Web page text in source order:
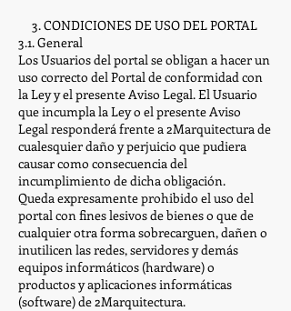
3. CONDICIONES DE USO DEL PORTAL
3.1. General
Los Usuarios del portal se obligan a hacer un
uso correcto del Portal de conformidad con
la Ley y el presente Aviso Legal. El Usuario
que incumpla la Ley o el presente Aviso
Legal responderá frente a 2Marquitectura de
cualesquier daño y perjuicio que pudiera
causar como consecuencia del
incumplimiento de dicha obligación.
Queda expresamente prohibido el uso del
portal con fines lesivos de bienes o que de
cualquier otra forma sobrecarguen, dañen o
inutilicen las redes, servidores y demás
equipos informáticos (hardware) o
productos y aplicaciones informáticas
(software) de 2Marquitectura.